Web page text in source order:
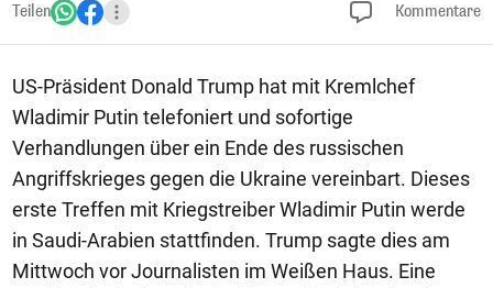
Teilen Kommentare
US-Präsident Donald Trump hat mit Kremlchef
Wladimir Putin telefoniert und sofortige
Verhandlungen über ein Ende des russischen
Angriffskrieges gegen die Ukraine vereinbart. Dieses
erste Treffen mit Kriegstreiber Wladimir Putin werde
in Saudi-Arabien stattfinden. Trump sagte dies am
Mittwoch vor Journalisten im Weißen Haus. Eine